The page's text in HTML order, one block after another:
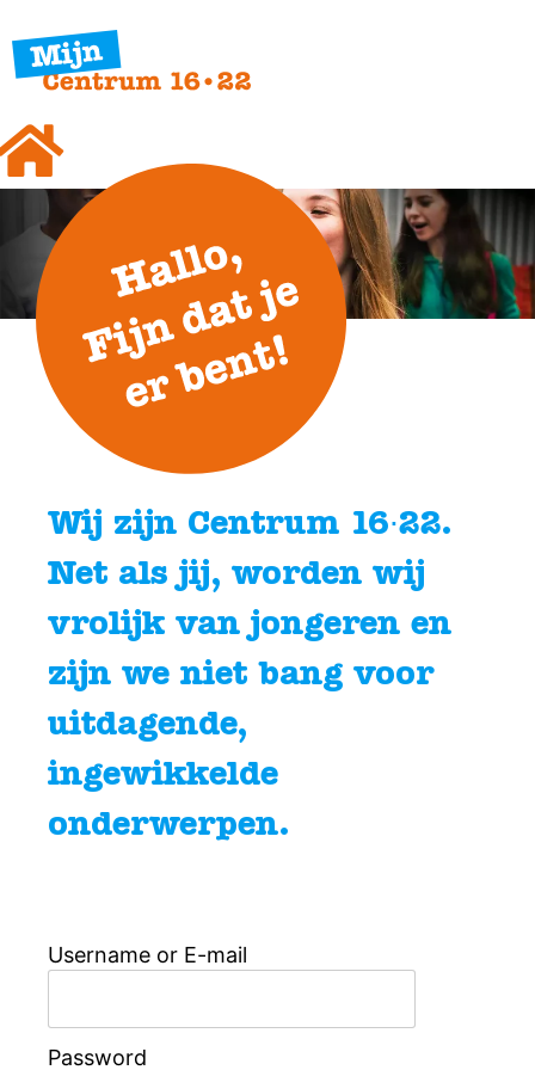
Wij zijn Centrum 16∙22.
Net als jij, worden wij
vrolijk van jongeren en
zijn we niet bang voor
uitdagende,
ingewikkelde
onderwerpen.
Username or E-mail
Password